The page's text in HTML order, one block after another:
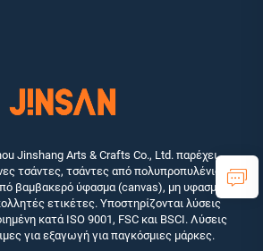
Jinshang Arts & Crafts Co., Ltd. παρέχει
τσάντες, τσάντες από πολυπροπυλένιο (PP)
βαμβακερό ύφασμα (canvas), μη υφασμένες
ετικέτες. Υποστηρίζονται λύσεις
κατά ISO 9001, FSC και BSCI. Λύσεις
για εξαγωγή για παγκόσμιες μάρκες.